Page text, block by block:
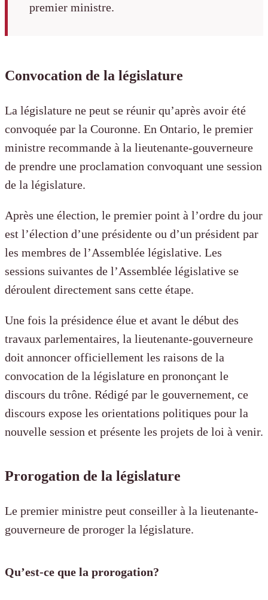
premier ministre.
Convocation de la législature
La législature ne peut se réunir qu’après avoir été
convoquée par la Couronne. En Ontario, le premier
ministre recommande à la lieutenante-gouverneure
de prendre une proclamation convoquant une session
de la législature.
Après une élection, le premier point à l’ordre du jour
est l’élection d’une présidente ou d’un président par
les membres de l’Assemblée législative. Les
sessions suivantes de l’Assemblée législative se
déroulent directement sans cette étape.
Une fois la présidence élue et avant le début des
travaux parlementaires, la lieutenante-gouverneure
doit annoncer officiellement les raisons de la
convocation de la législature en prononçant le
discours du trône. Rédigé par le gouvernement, ce
discours expose les orientations politiques pour la
nouvelle session et présente les projets de loi à venir.
Prorogation de la législature
Le premier ministre peut conseiller à la lieutenante-
gouverneure de proroger la législature.
Qu’est-ce que la prorogation?